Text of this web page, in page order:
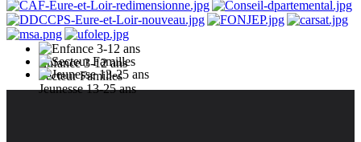
Enfance 3-12 ans
Secteur Familles
Jeunesse 13-25 ans